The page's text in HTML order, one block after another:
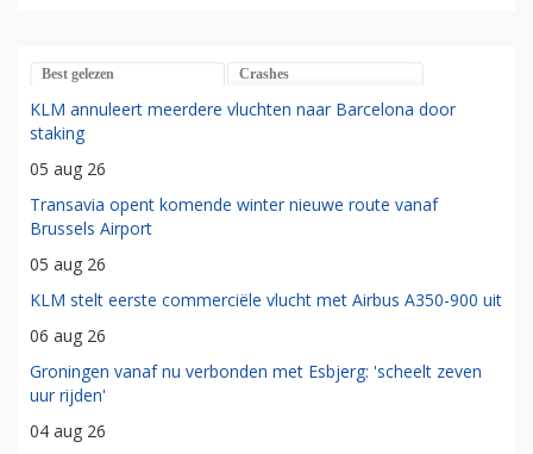
Best gelezen Crashes
KLM annuleert meerdere vluchten naar Barcelona door
staking
05 aug 26
Transavia opent komende winter nieuwe route vanaf
Brussels Airport
05 aug 26
KLM stelt eerste commerciële vlucht met Airbus A350-900 uit
06 aug 26
Groningen vanaf nu verbonden met Esbjerg: 'scheelt zeven
uur rijden'
04 aug 26